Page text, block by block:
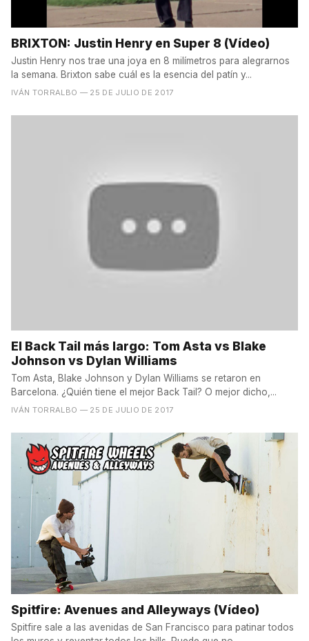
BRIXTON: Justin Henry en Super 8 (Vídeo)
Justin Henry nos trae una joya en 8 milímetros para alegrarnos
la semana. Brixton sabe cuál es la esencia del patín y...
IVÁN TORRALBO — 25 DE JULIO DE 2017
El Back Tail más largo: Tom Asta vs Blake
Johnson vs Dylan Williams
Tom Asta, Blake Johnson y Dylan Williams se retaron en
Barcelona. ¿Quién tiene el mejor Back Tail? O mejor dicho,...
IVÁN TORRALBO — 25 DE JULIO DE 2017
Spitfire: Avenues and Alleyways (Vídeo)
Spitfire sale a las avenidas de San Francisco para patinar todos